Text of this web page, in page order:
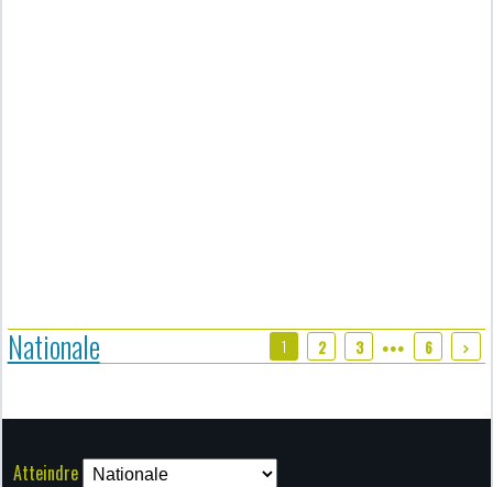
Nationale 1 2 3 ●●● 6
Atteindre